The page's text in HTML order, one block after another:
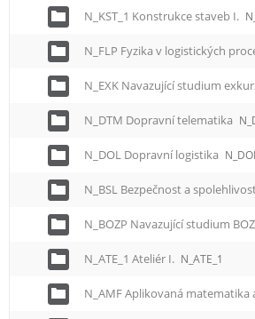
N_KST_1 Konstrukce staveb I.
N_FLP Fyzika v logistických
N_EXK Navazující studium
N_DTM Dopravní telematika
N_DOL Dopravní logistika
N_BSL Bezpečnost a
N_BOZP Navazující studium
N_ATE_1 Ateliér I. N_ATE_1
N_AMF Aplikovaná matematika